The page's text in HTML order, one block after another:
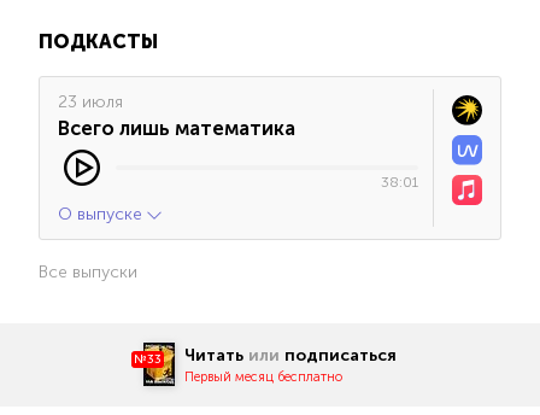
ПОДКАСТЫ
23 июля
Всего лишь математика
38:01
О выпуске
Все выпуски
№33 Читать или подписаться
Первый месяц бесплатно